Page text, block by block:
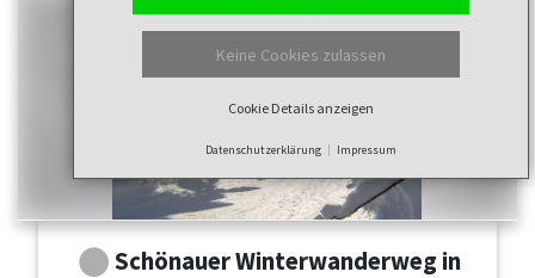
Keine Cookies zulassen
Cookie Details anzeigen
Datenschutzerklärung Impressum
Schönauer Winterwanderweg in